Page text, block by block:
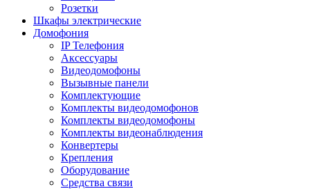
Розетки
Шкафы электрические
Домофония
IP Телефония
Аксессуары
Видеодомофоны
Вызывные панели
Комплектующие
Комплекты видеодомофонов
Комплекты видеодомофоны
Комплекты видеонаблюдения
Конвертеры
Крепления
Оборудование
Средства связи